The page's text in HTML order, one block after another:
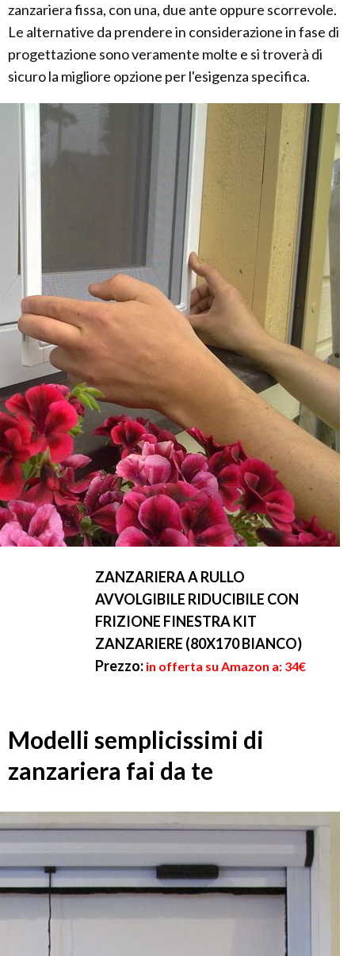
zanzariera fissa, con una, due ante oppure scorrevole.
Le alternative da prendere in considerazione in fase di
progettazione sono veramente molte e si troverà di
sicuro la migliore opzione per l'esigenza specifica.
ZANZARIERA A RULLO
AVVOLGIBILE RIDUCIBILE CON
FRIZIONE FINESTRA KIT
ZANZARIERE (80X170 BIANCO)
Prezzo: in offerta su Amazon a: 34€
Modelli semplicissimi di
zanzariera fai da te